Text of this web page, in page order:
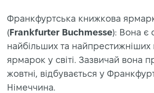
Франкфуртська книжкова
(Frankfurter Buchmesse): Вона є
найбільших та
ярмарок у світі. Зазвичай вона
жовтні, відбувається у
Німеччина.